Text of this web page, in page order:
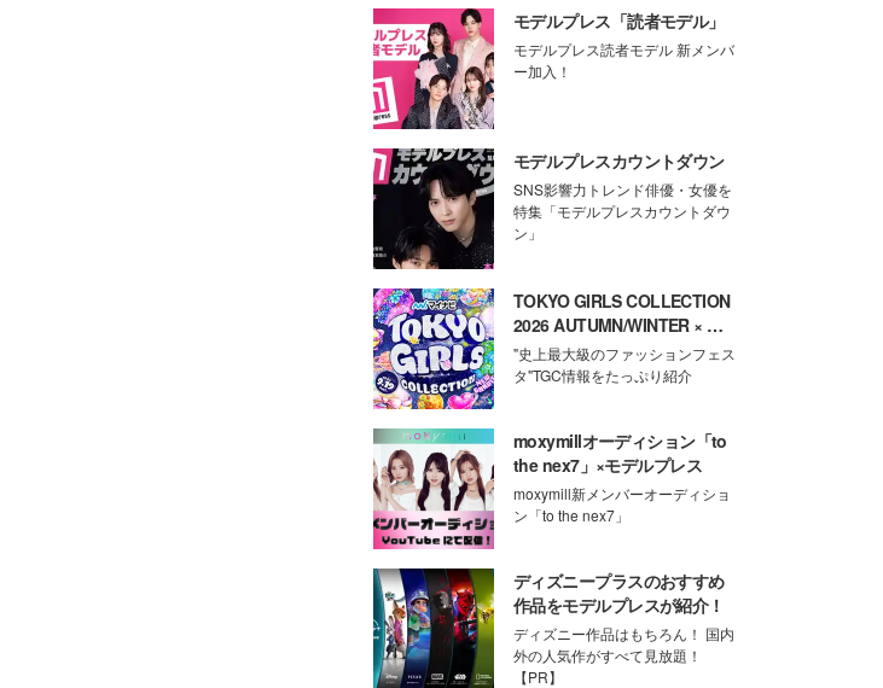
モデルプレス「読者モデル」
モデルプレス読者モデル 新メンバ
ー加入！
モデルプレスカウントダウン
SNS影響力トレンド俳優・女優を
特集「モデルプレスカウントダウ
ン」
TOKYO GIRLS COLLECTION
2026 AUTUMN/WINTER × モ
デルプレス
"史上最大級のファッションフェス
タ"TGC情報をたっぷり紹介
moxymillオーディション「to
the nex7」×モデルプレス
moxymill新メンバーオーディショ
ン「to the nex7」
ディズニープラスのおすすめ
作品をモデルプレスが紹介！
ディズニー作品はもちろん！ 国内
外の人気作がすべて見放題！
【PR】